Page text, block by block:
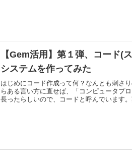
【Gem活用】第１弾、コード(
システムを作ってみた
はじめにコード作成って何？なんとも刺さ
らある言い方に直せば、「コンピュータプ
長ったらしいので、コードと呼んでいます